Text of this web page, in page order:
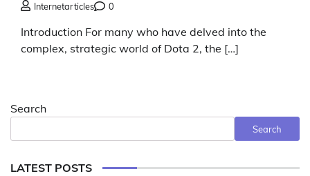
Internetarticles 0
Introduction For many who have delved into the
complex, strategic world of Dota 2, the […]
Search
Search
LATEST POSTS